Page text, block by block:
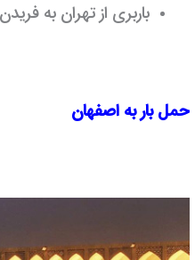
باربری از تهران به
حمل بار به اصفهان